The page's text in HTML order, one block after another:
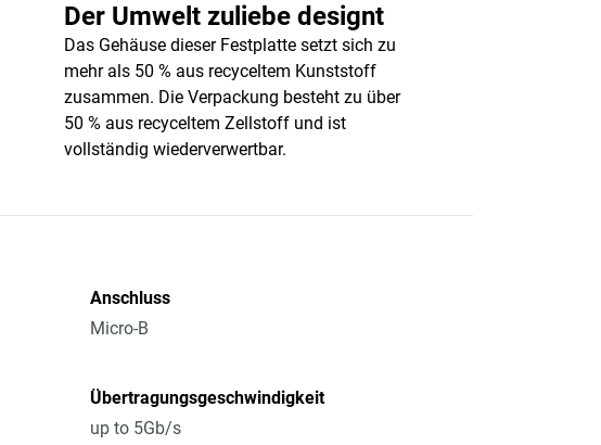
Der Umwelt zuliebe designt
Das Gehäuse dieser Festplatte setzt sich zu
mehr als 50 % aus recyceltem Kunststoff
zusammen. Die Verpackung besteht zu über
50 % aus recyceltem Zellstoff und ist
vollständig wiederverwertbar.
Anschluss
Micro-B
Übertragungsgeschwindigkeit
up to 5Gb/s